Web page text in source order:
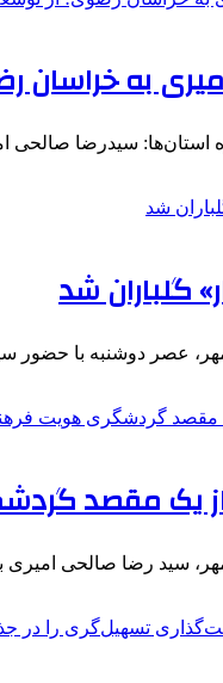
به خراسان
سیدرضا صالحی امیری،
گلباران شد
عصر دوشنبه با
یک مقصد
سید رضا صالحی امیری